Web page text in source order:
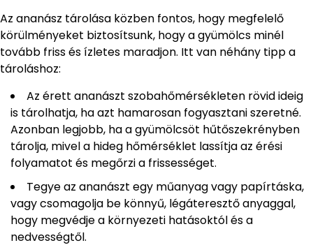
Az ananász tárolása közben fontos, hogy megfelelő
körülményeket biztosítsunk, hogy a gyümölcs minél
tovább friss és ízletes maradjon. Itt van néhány tipp a
tároláshoz:
Az érett ananászt szobahőmérsékleten rövid ideig
is tárolhatja, ha azt hamarosan fogyasztani szeretné.
Azonban legjobb, ha a gyümölcsöt hűtőszekrényben
tárolja, mivel a hideg hőmérséklet lassítja az érési
folyamatot és megőrzi a frissességet.
Tegye az ananászt egy műanyag vagy papírtáska,
vagy csomagolja be könnyű, légáteresztő anyaggal,
hogy megvédje a környezeti hatásoktól és a
nedvességtől.